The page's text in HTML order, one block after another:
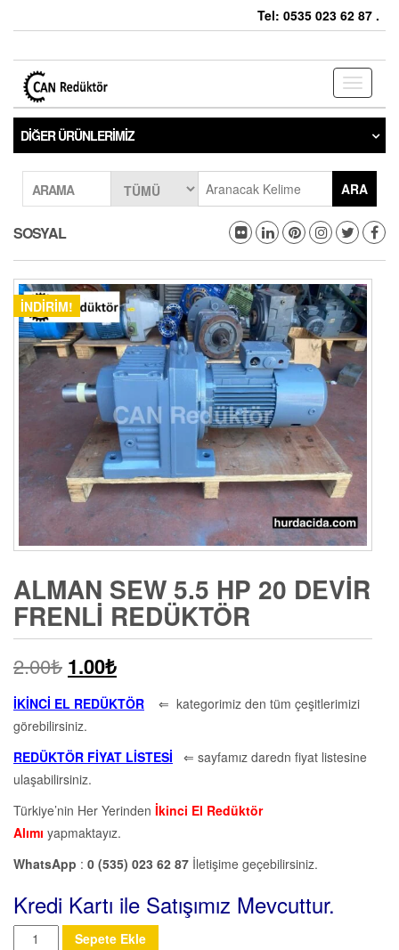
Tel: 0535 023 62 87 .
Toggle
DIĞER ÜRÜNLERIMIZ
ARAMA ARA
SOSYAL
İNDIRIM!
ALMAN SEW 5.5 HP 20 DEVIR
FRENLI REDÜKTÖR
2.00₺ 1.00₺
İKİNCİ EL REDÜKTÖR ⇐ kategorimiz den tüm çeşitlerimizi
görebilirsiniz.
REDÜKTÖR FİYAT LİSTESİ ⇐ sayfamız daredn fiyat listesine
ulaşabilirsiniz.
Türkiye’nin Her Yerinden İkinci El Redüktör
Alımı yapmaktayız.
WhatsApp : 0 (535) 023 62 87 İletişime geçebilirsiniz.
Kredi Kartı ile Satışımız Mevcuttur.
Miktar Sepete Ekle